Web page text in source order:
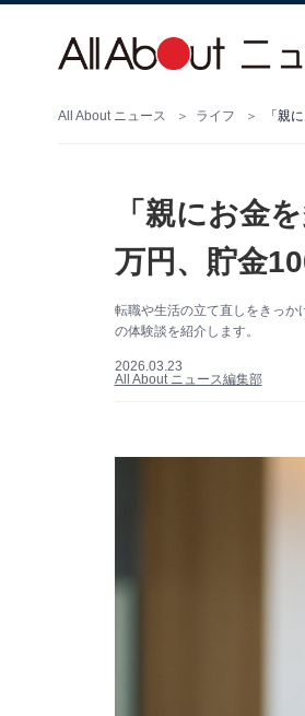
All About ニュース ライフ 「親
「親にお金
万円、貯金
転職や生活の立て直しをきっか
の体験談を紹介します。
2026.03.23
All About ニュース編集部